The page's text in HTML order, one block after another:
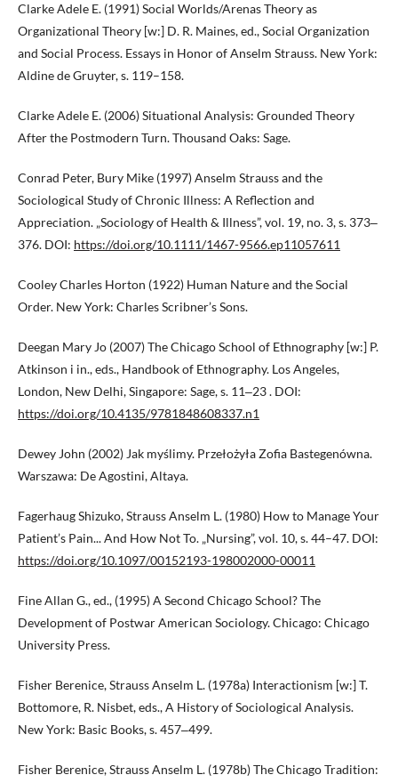
Clarke Adele E. (1991) Social Worlds/Arenas Theory as
Organizational Theory [w:] D. R. Maines, ed., Social Organization
and Social Process. Essays in Honor of Anselm Strauss. New York:
Aldine de Gruyter, s. 119–158.
Clarke Adele E. (2006) Situational Analysis: Grounded Theory
After the Postmodern Turn. Thousand Oaks: Sage.
Conrad Peter, Bury Mike (1997) Anselm Strauss and the
Sociological Study of Chronic Illness: A Reflection and
Appreciation. „Sociology of Health & Illness”, vol. 19, no. 3, s. 373‒
376. DOI: https://doi.org/10.1111/1467-9566.ep11057611
Cooley Charles Horton (1922) Human Nature and the Social
Order. New York: Charles Scribner’s Sons.
Deegan Mary Jo (2007) The Chicago School of Ethnography [w:] P.
Atkinson i in., eds., Handbook of Ethnography. Los Angeles,
London, New Delhi, Singapore: Sage, s. 11‒23 . DOI:
https://doi.org/10.4135/9781848608337.n1
Dewey John (2002) Jak myślimy. Przełożyła Zofia Bastegenówna.
Warszawa: De Agostini, Altaya.
Fagerhaug Shizuko, Strauss Anselm L. (1980) How to Manage Your
Patient’s Pain... And How Not To. „Nursing”, vol. 10, s. 44–47. DOI:
https://doi.org/10.1097/00152193-198002000-00011
Fine Allan G., ed., (1995) A Second Chicago School? The
Development of Postwar American Sociology. Chicago: Chicago
University Press.
Fisher Berenice, Strauss Anselm L. (1978a) Interactionism [w:] T.
Bottomore, R. Nisbet, eds., A History of Sociological Analysis.
New York: Basic Books, s. 457‒499.
Fisher Berenice, Strauss Anselm L. (1978b) The Chicago Tradition: